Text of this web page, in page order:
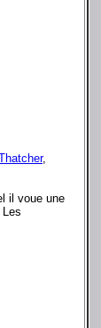
,
il voue une